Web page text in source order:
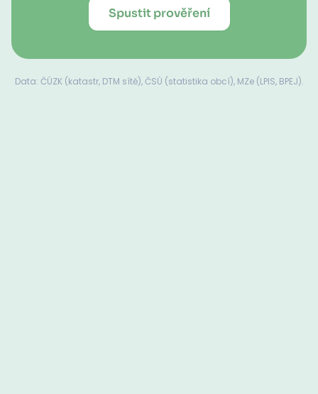
Spustit prověření
Data: ČÚZK (katastr, DTM sítě), ČSÚ (statistika obcí), MZe (LPIS, BPEJ).